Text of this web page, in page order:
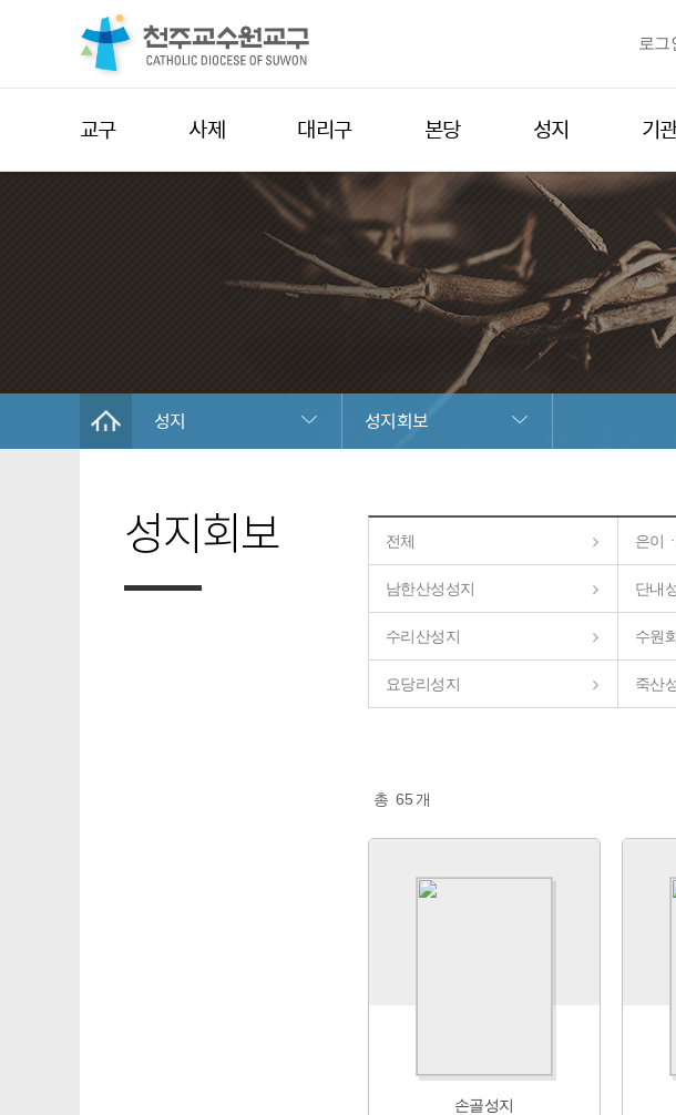
로그
교구 사제 대리구 본당 성지 기
성지 성지회보
성지회보 전체 은이
남한산성성지 단내
수리산성지 수원
요당리성지 죽산
총 65 개
손골성지